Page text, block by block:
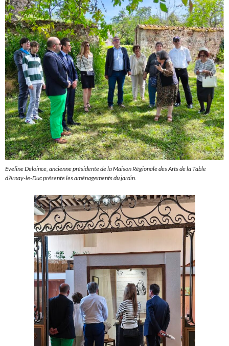
Eveline Deloince, ancienne présidente de la Maison Régionale des Arts de la Table
d’Arnay-le-Duc présente les aménagements du jardin.